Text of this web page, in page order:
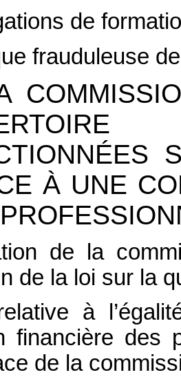
de
frauduleuse
À UNE
de la
de la loi sur la
à
financière des
de la